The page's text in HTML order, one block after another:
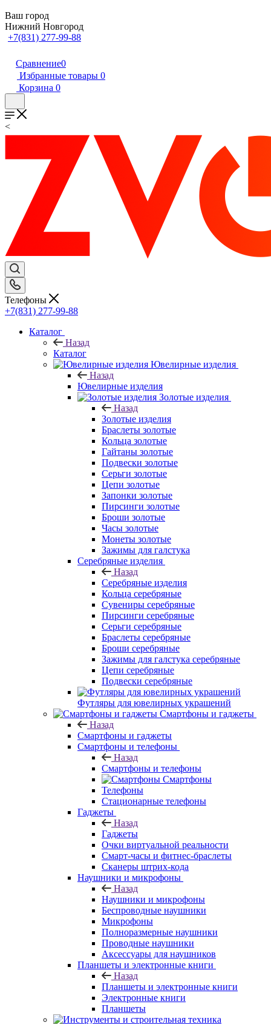
Ваш город
Нижний Новгород
+7(831) 277-99-88
Сравнение0
Избранные товары 0
Корзина 0
<
Телефоны
+7(831) 277-99-88
Каталог
Назад
Каталог
Ювелирные изделия
Назад
Ювелирные изделия
Золотые изделия
Назад
Золотые изделия
Браслеты золотые
Кольца золотые
Гайтаны золотые
Подвески золотые
Серьги золотые
Цепи золотые
Запонки золотые
Пирсинги золотые
Броши золотые
Часы золотые
Монеты золотые
Зажимы для галстука
Серебряные изделия
Назад
Серебряные изделия
Кольца серебряные
Сувениры серебряные
Пирсинги серебряные
Серьги серебряные
Браслеты серебряные
Броши серебряные
Зажимы для галстука серебряные
Цепи серебряные
Подвески серебряные
Футляры для ювелирных украшений
Смартфоны и гаджеты
Назад
Смартфоны и гаджеты
Смартфоны и телефоны
Назад
Смартфоны и телефоны
Смартфоны
Телефоны
Стационарные телефоны
Гаджеты
Назад
Гаджеты
Очки виртуальной реальности
Смарт-часы и фитнес-браслеты
Сканеры штрих-кода
Наушники и микрофоны
Назад
Наушники и микрофоны
Беспроводные наушники
Микрофоны
Полноразмерные наушники
Проводные наушники
Аксессуары для наушников
Планшеты и электронные книги
Назад
Планшеты и электронные книги
Электронные книги
Планшеты